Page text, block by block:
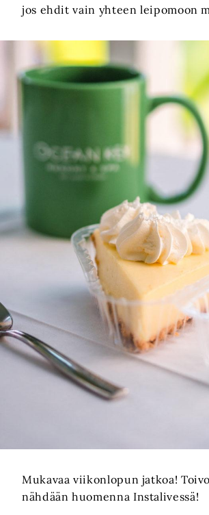
jos ehdit vain yhteen leipomoon
Mukavaa viikonlopun jatkoa!
nähdään huomenna Instalivessä!